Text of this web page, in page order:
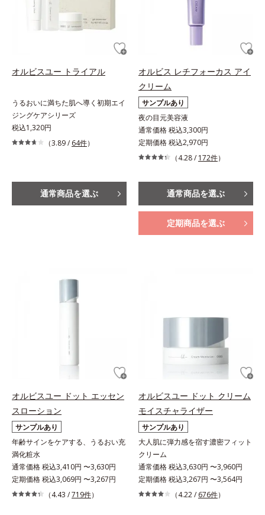
オルビスユー トライアル
うるおいに満ちた肌へ導く初期エイ
ジングケアシリーズ
税込1,320円
（3.89 / 64件）
通常商品を選ぶ
オルビス レチフォーカス アイ
クリーム
サンプルあり
夜の目元美容液
通常価格 税込3,300円
定期価格 税込2,970円
（4.28 / 172件）
通常商品を選ぶ
定期商品を選ぶ
オルビスユー ドット エッセン
スローション
サンプルあり
年齢サインをケアする、うるおい充
満化粧水
通常価格 税込3,410円 〜3,630円
定期価格 税込3,069円 〜3,267円
（4.43 /719件）
オルビスユー ドット クリーム
モイスチャライザー
サンプルあり
大人肌に弾力感を宿す濃密フィット
クリーム
通常価格 税込3,630円 〜3,960円
定期価格 税込3,267円 〜3,564円
（4.22 / 676件）